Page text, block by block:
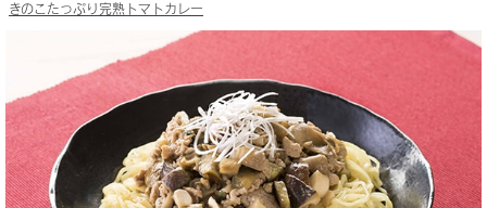
きのこたっぷり完熟トマトカレー